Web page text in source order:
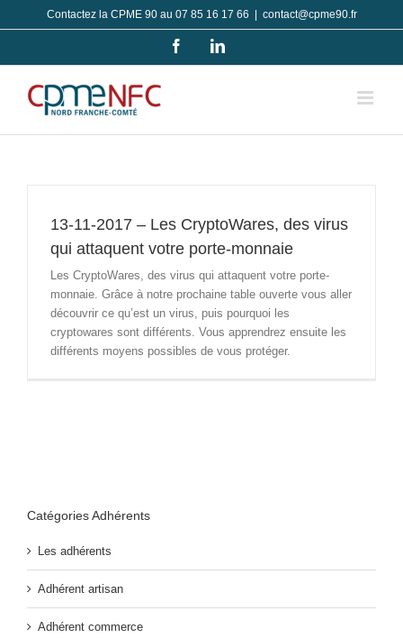
au
Contactez la CPME 90 au 07 85 16 17 66 contact@cpme90.fr
FacebookLinkedIn
13-11-2017 – Les CryptoWares, des virus
qui attaquent votre porte-monnaie
Les CryptoWares, des virus qui attaquent votre porte-
monnaie. Grâce à notre prochaine table ouverte vous aller
découvrir ce qu’est un virus, puis pourquoi les
cryptowares sont différents. Vous apprendrez ensuite les
différents moyens possibles de vous protéger.
Catégories Adhérents
Les adhérents
Adhérent artisan
Adhérent commerce